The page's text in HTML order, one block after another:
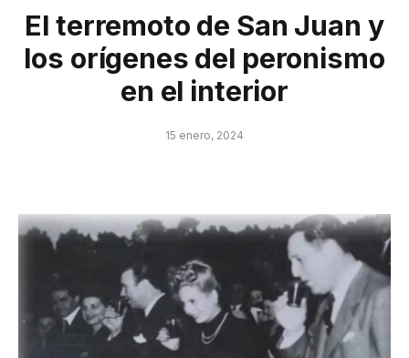
El terremoto de San Juan y
los orígenes del peronismo
en el interior
15 enero, 2024